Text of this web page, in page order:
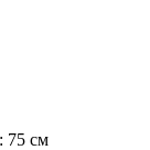
75 см